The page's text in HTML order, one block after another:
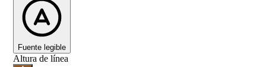
Fuente legible
Altura de línea